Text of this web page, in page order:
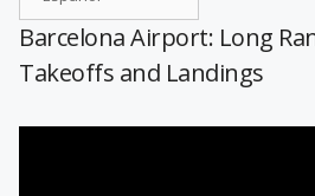
Barcelona Airport: Long
Takeoffs and Landings